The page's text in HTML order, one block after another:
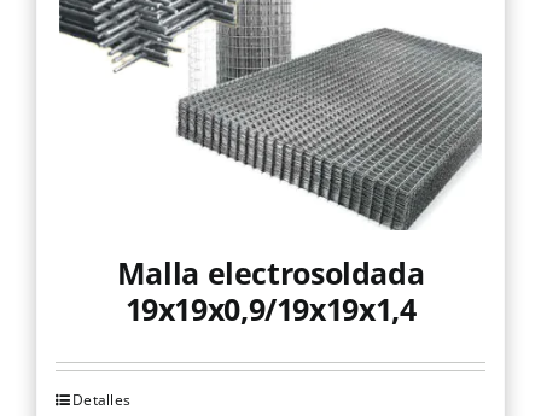
Malla electrosoldada
19x19x0,9/19x19x1,4
EsteDetalles